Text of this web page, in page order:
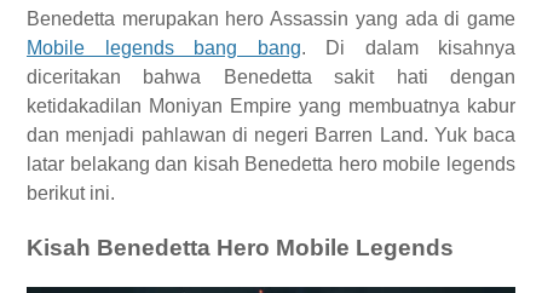
Benedetta merupakan hero Assassin yang ada di game
Mobile legends bang bang. Di dalam kisahnya
diceritakan bahwa Benedetta sakit hati dengan
ketidakadilan Moniyan Empire yang membuatnya kabur
dan menjadi pahlawan di negeri Barren Land. Yuk baca
latar belakang dan kisah Benedetta hero mobile legends
berikut ini.
Kisah Benedetta Hero Mobile Legends